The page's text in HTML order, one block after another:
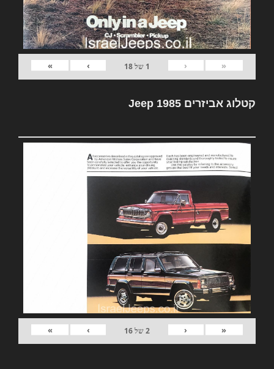
«
‹
1 של18
›
»
קטלוג אביזרים Jeep 1985
«
‹
2של16
›
»